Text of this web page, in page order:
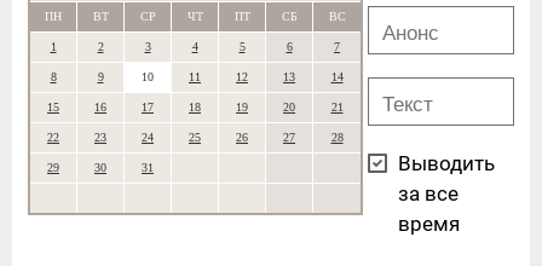
ПН ВТ СР ЧТ ПТ СБ ВС
1 2 3 4 5 6 7
8 9 10 11 12 13 14
15 16 17 18 19 20 21
22 23 24 25 26 27 28
29 30 31
Выводить
за все
время